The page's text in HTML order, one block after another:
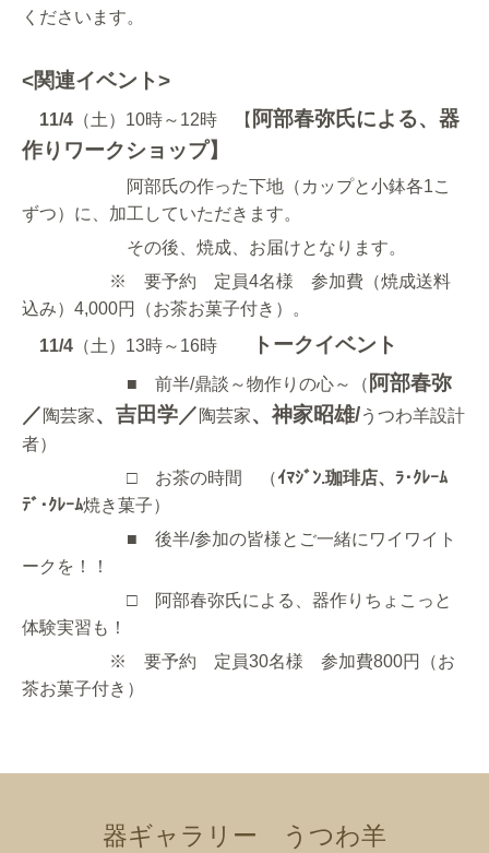
くださいます。
<関連イベント>
11/4 （土）10時～12時 【 阿部春弥氏による、器
作りワークショップ】
阿部氏の作った下地（カップと小鉢各1こ
ずつ）に、加工していただきます。
その後、焼成、お届けとなります。
※ 要予約 定員4名様 参加費（焼成送料
込み）4,000円（お茶お菓子付き）。
11/4 （土）13時～16時 トークイベント
■ 前半/鼎談～物作りの心～（ 阿部春弥
／ 陶芸家、吉田学／ 陶芸家、神家昭雄/うつわ羊設計
者）
□ お茶の時間 （ｲﾏｼﾞﾝ.珈琲店、ﾗ･ｸﾚｰﾑ
ﾃﾞ･ｸﾚｰﾑ焼き菓子）
■ 後半/参加の皆様とご一緒にワイワイト
ークを！！
□ 阿部春弥氏による、器作りちょこっと
体験実習も！
※ 要予約 定員30名様 参加費800円（お
茶お菓子付き）
器ギャラリー うつわ羊